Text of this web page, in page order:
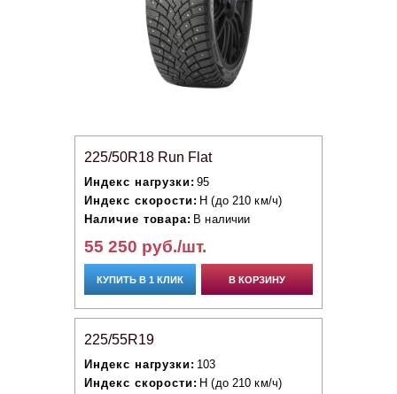
225/50R18 Run Flat
Индекс нагрузки: 95
Индекс скорости: H (до 210 км/ч)
Наличие товара: В наличии
55 250 руб./шт.
КУПИТЬ В 1 КЛИК В КОРЗИНУ
225/55R19
Индекс нагрузки: 103
Индекс скорости: H (до 210 км/ч)